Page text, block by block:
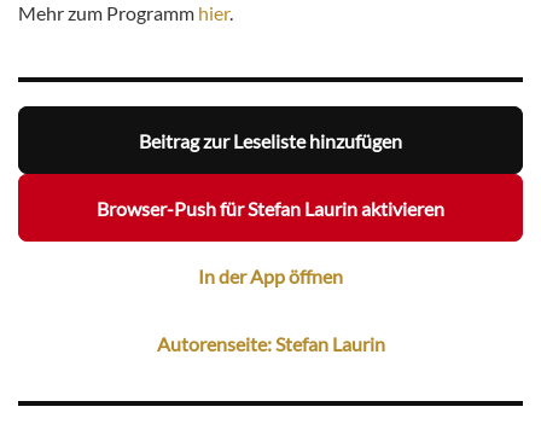
Mehr zum Programm hier.
Beitrag zur Leseliste hinzufügen
Browser-Push für Stefan Laurin aktivieren
In der App öffnen
Autorenseite: Stefan Laurin